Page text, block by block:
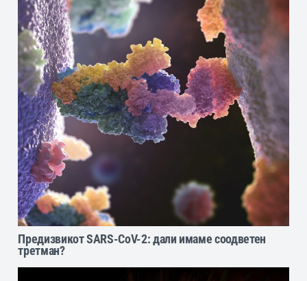
Предизвикот SARS-CoV-2: дали имаме соодветен
третман?